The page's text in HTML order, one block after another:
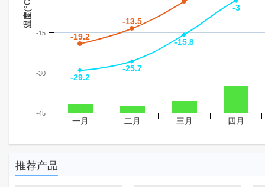
温度(°C)
-19.2
-19.2
-13.5
-13.5
-29.2
-29.2
-25.7
-25.7
-15.8
-15.8
-3
-3
一月 二月 三月 四月
-45
-30
-15
推荐产品